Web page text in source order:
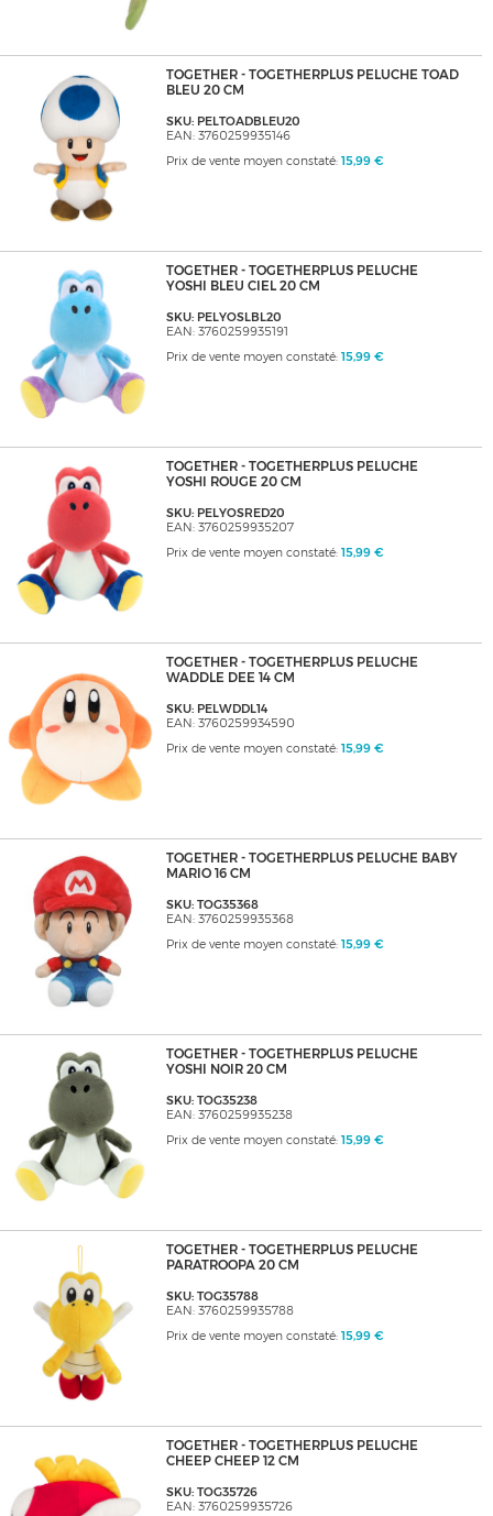
TOGETHER - TOGETHERPLUS PELUCHE TOAD
BLEU 20 CM
SKU: PELTOADBLEU20
EAN: 3760259935146
Prix de vente moyen constaté: 15,99 €
TOGETHER - TOGETHERPLUS PELUCHE
YOSHI BLEU CIEL 20 CM
SKU: PELYOSLBL20
EAN: 3760259935191
Prix de vente moyen constaté: 15,99 €
TOGETHER - TOGETHERPLUS PELUCHE
YOSHI ROUGE 20 CM
SKU: PELYOSRED20
EAN: 3760259935207
Prix de vente moyen constaté: 15,99 €
TOGETHER - TOGETHERPLUS PELUCHE
WADDLE DEE 14 CM
SKU: PELWDDL14
EAN: 3760259934590
Prix de vente moyen constaté: 15,99 €
TOGETHER - TOGETHERPLUS PELUCHE BABY
MARIO 16 CM
SKU: TOG35368
EAN: 3760259935368
Prix de vente moyen constaté: 15,99 €
TOGETHER - TOGETHERPLUS PELUCHE
YOSHI NOIR 20 CM
SKU: TOG35238
EAN: 3760259935238
Prix de vente moyen constaté: 15,99 €
TOGETHER - TOGETHERPLUS PELUCHE
PARATROOPA 20 CM
SKU: TOG35788
EAN: 3760259935788
Prix de vente moyen constaté: 15,99 €
TOGETHER - TOGETHERPLUS PELUCHE
CHEEP CHEEP 12 CM
SKU: TOG35726
EAN: 3760259935726